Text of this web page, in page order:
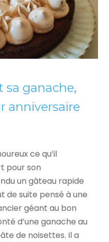
sa ganache,
anniversaire
ce qu’il
pour son
un gâteau rapide
de suite pensé à une
géant au bon
d’une ganache au
de noisettes. Il a